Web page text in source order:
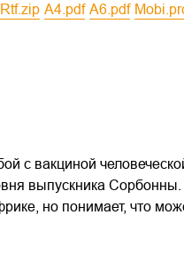
rtf.zip a4.pdf a6.pdf
с вакциной
выпускника
но понимает, что